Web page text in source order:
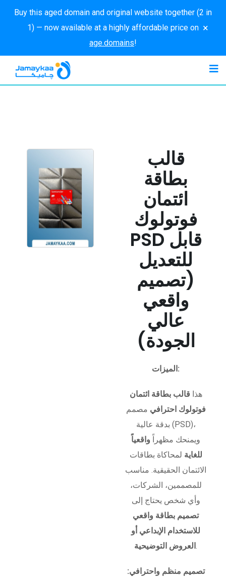
Buy this aged domain and original website together (2 in
1) — now available at a highly affordable price on
age.domains!
×
قالب
بطاقة
ائتمان
فوتولوك
PSD قابل
للتعديل
(تصميم
واقعي
عالي
الجودة)
الميزات:
هذا قالب بطاقة ائتمان
فوتولوك احترافي مصمم
بدقة عالية (PSD)،
ويمنحك مظهراً واقعياً
للغاية لمحاكاة بطاقات
الائتمان الحقيقية. مناسب
للمصممين، الشركات،
وأي شخص يحتاج إلى
تصميم بطاقة واقعي
للاستخدام الإبداعي أو
العروض التوضيحية .
تصميم منظم واحترافي: